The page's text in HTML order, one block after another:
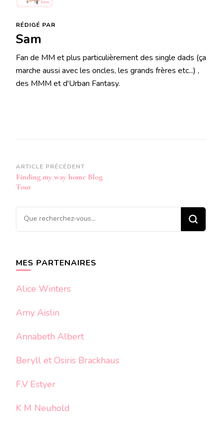
RÉDIGÉ PAR
Sam
Fan de MM et plus particulièrement des single dads (ça
marche aussi avec les oncles, les grands frères etc...) ,
des MMM et d'Urban Fantasy.
Navigation
d’article
ARTICLE PRÉCÉDENT
Finding my way home Blog
Tour
Vous
recherchiez
MES PARTENAIRES
Alice Winters
Amy Aislin
Annabeth Albert
Beryll et Osiris Brackhaus
F.V Estyer
K M Neuhold